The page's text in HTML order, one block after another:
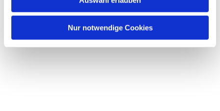
Nur notwendige Cookies